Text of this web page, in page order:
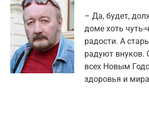
– Да, будет,
доме хоть чуть-
радости. А
радуют
всех Новым
здоровья и